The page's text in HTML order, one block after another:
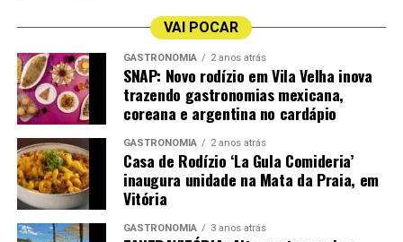
Sábado: Anginha Buaiz e Fábio Calazans (Voz e Violão) |
19h
Domingo: Pelissari | 16h
Local:Área Gastronômica da CASACOR ES 2026
(Antigo Hotel Canto do Sol, Orla da Praia de Camburi,
Vitória)
Acesso:Gratuito para o circuito gastronômico e de
lazer. Os ingressos para o circuito completo de
arquitetura e decoração estão disponíveis na plataforma
oficialappcasacor.com.br
VAI POCAR
GASTRONOMIA 2 anos atrás
SNAP: Novo rodízio em Vila Velha inova
trazendo gastronomias mexicana,
coreana e argentina no cardápio
GASTRONOMIA 2 anos atrás
Casa de Rodízio ‘La Gula Comideria’
inaugura unidade na Mata da Praia, em
Vitória
GASTRONOMIA 3 anos atrás